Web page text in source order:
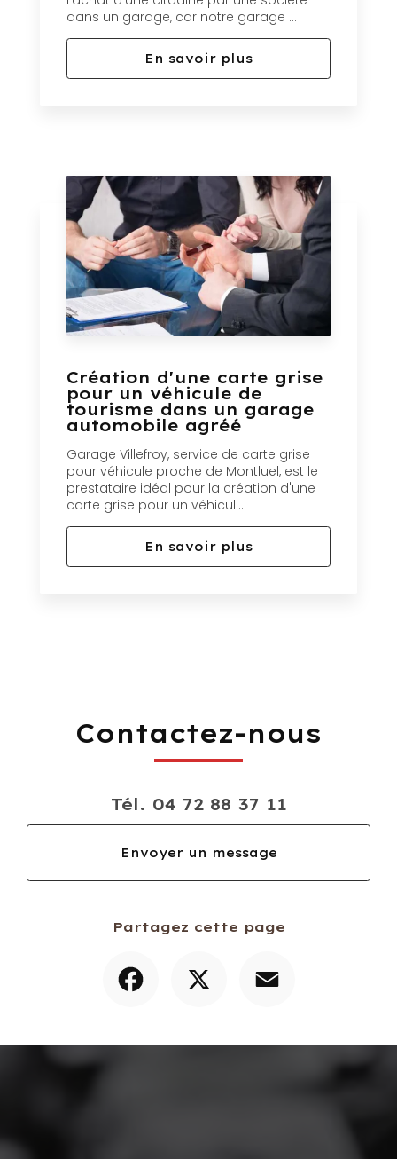
dans un garage, car notre garage ...
En savoir plus
Création d'une carte grise
pour un véhicule de
tourisme dans un garage
automobile agréé
Garage Villefroy, service de carte grise
pour véhicule proche de Montluel, est le
prestataire idéal pour la création d'une
carte grise pour un véhicul...
En savoir plus
Contactez-nous
Tél. 04 72 88 37 11
Envoyer un message
Partagez cette page